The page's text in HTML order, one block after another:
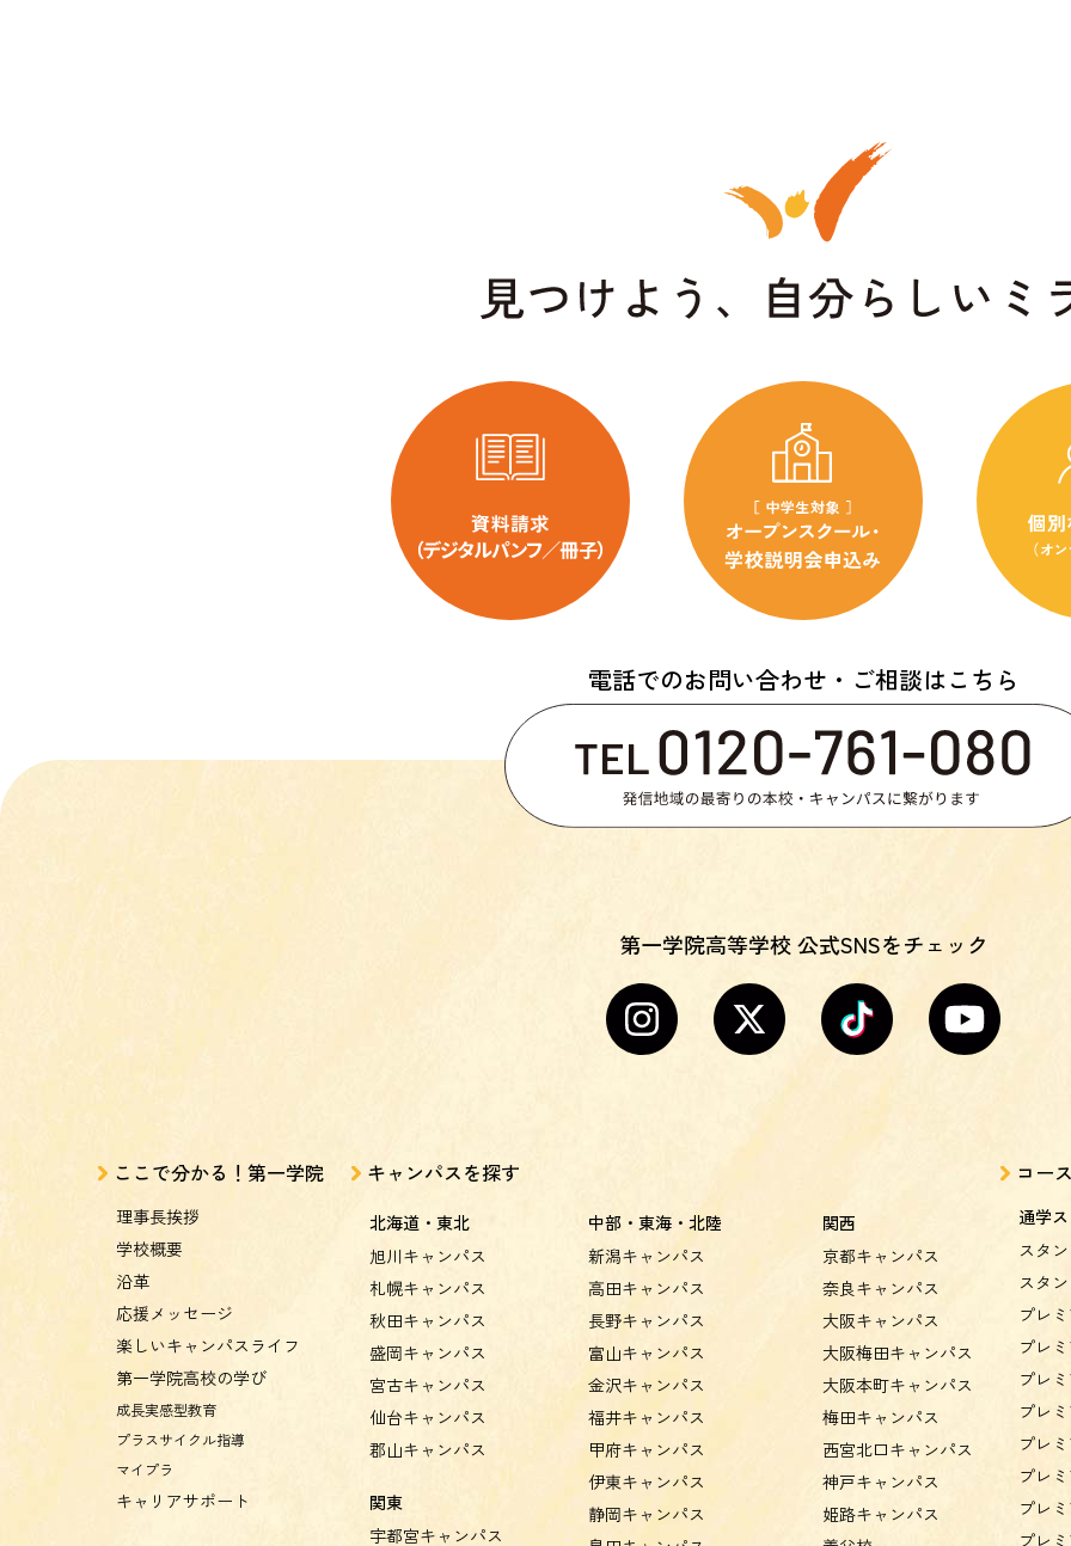
電話でのお問い合わせ・ご相談はこちら
第一学院高等学校 公式SNSをチェック
ここで分かる！第一学院
理事長挨拶
学校概要
沿革
応援メッセージ
楽しいキャンパスライフ
第一学院高校の学び
成長実感型教育
プラスサイクル指導
マイプラ
キャリアサポート
キャンパスを探す
北海道・東北
旭川キャンパス
札幌キャンパス
秋田キャンパス
盛岡キャンパス
宮古キャンパス
仙台キャンパス
郡山キャンパス
関東
宇都宮キャンパス
中部・東海・北陸
新潟キャンパス
高田キャンパス
長野キャンパス
富山キャンパス
金沢キャンパス
福井キャンパス
甲府キャンパス
伊東キャンパス
静岡キャンパス
関西
京都キャンパス
奈良キャンパス
大阪キャンパス
大阪梅田キャンパス
大阪本町キャンパス
梅田キャンパス
西宮北口キャンパス
神戸キャンパス
姫路キャンパス
コー
通学
スタ
スタ
プレ
プレ
プレ
プレ
プレ
プレ
プレ
プレ